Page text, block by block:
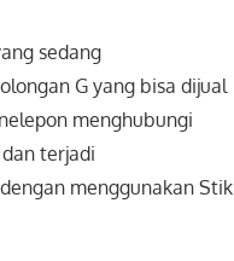
sedang
G yang bisa dijual
menghubungi
terjadi
menggunakan Stik